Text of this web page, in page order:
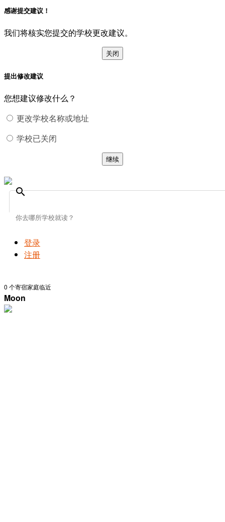
感谢提交建议！
我们将核实您提交的学校更改建议。
关闭
提出修改建议
您想建议修改什么？
更改学校名称或地址
学校已关闭
继续
search
登录
注册
0 个寄宿家庭临近
Moon